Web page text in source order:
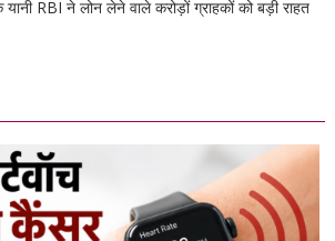
RBI
बैंक
यानी RBI ने लोन लेने वाले करोड़ों ग्राहकों को बड़ी राहत